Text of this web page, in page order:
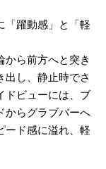
「躍動感」と「軽
から前方へと突き
出し、静止時でさ
ドビューには、ブ
からグラブバーへ
ード感に溢れ、軽